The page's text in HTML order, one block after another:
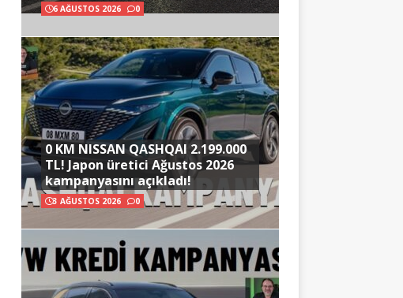
6 AĞUSTOS 2026 0
0 KM NISSAN QASHQAI 2.199.000
TL! Japon üretici Ağustos 2026
kampanyasını açıkladı!
3 AĞUSTOS 2026 0